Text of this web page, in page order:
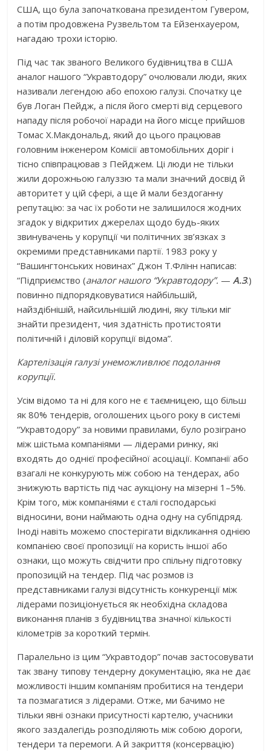
США, що була започаткована президентом Гувером,
а потім продовжена Рузвельтом та Ейзенхауером,
нагадаю трохи історію.
Під час так званого Великого будівництва в США
аналог нашого “Укравтодору” очолювали люди, яких
називали легендою або епохою галузі. Спочатку це
був Логан Пейдж, а після його смерті від серцевого
нападу після робочої наради на його місце прийшов
Томас Х.Макдональд, який до цього працював
головним інженером Комісії автомобільних доріг і
тісно співпрацював з Пейджем. Ці люди не тільки
жили дорожньою галуззю та мали значний досвід й
авторитет у цій сфері, а ще й мали бездоганну
репутацію: за час їх роботи не залишилося жодних
згадок у відкритих джерелах щодо будь-яких
звинувачень у корупції чи політичних зв’язках з
окремими представниками партії. 1983 року у
“Вашингтонських новинах” Джон Т.Флінн написав:
“Підприємство (аналог нашого “Укравтодору”. — А.З.)
повинно підпорядковуватися найбільшій,
найздібнішій, найсильнішій людині, яку тільки міг
знайти президент, чия здатність протистояти
політичній і діловій корупції відома”.
Картелізація галузі унеможливлює подолання
корупції.
Усім відомо та ні для кого не є таємницею, що більш
як 80% тендерів, оголошених цього року в системі
“Укравтодору” за новими правилами, було розіграно
між шістьма компаніями — лідерами ринку, які
входять до однієї професійної асоціації. Компанії або
взагалі не конкурують між собою на тендерах, або
знижують вартість під час аукціону на мізерні 1–5%.
Крім того, між компаніями є сталі господарські
відносини, вони наймають одна одну на субпідряд.
Іноді навіть можемо спостерігати відкликання однією
компанією своєї пропозиції на користь іншої або
ознаки, що можуть свідчити про спільну підготовку
пропозицій на тендер. Під час розмов із
представниками галузі відсутність конкуренції між
лідерами позиціонується як необхідна складова
виконання планів з будівництва значної кількості
кілометрів за короткий термін.
Паралельно із цим “Укравтодор” почав застосовувати
так звану типову тендерну документацію, яка не дає
можливості іншим компаніям пробитися на тендери
та позмагатися з лідерами. Отже, ми бачимо не
тільки явні ознаки присутності картелю, учасники
якого заздалегідь розподіляють між собою дороги,
тендери та перемоги. А й закриття (консервацію)